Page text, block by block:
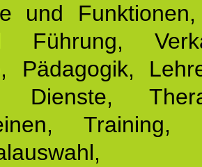
und
Führung,
Pädagogik,
Dienste,
Training,